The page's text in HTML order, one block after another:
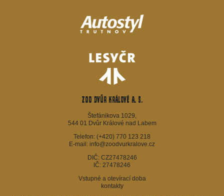
ZOO Dvůr Králové a. s.
Štefánikova 1029,
544 01 Dvůr Králové nad Labem
Telefon: (+420) 770 123 218
E-mail: info@zoodvurkralove.cz
DIČ: CZ27478246
IČ: 27478246
Vstupné a otevírací doba
kontakty